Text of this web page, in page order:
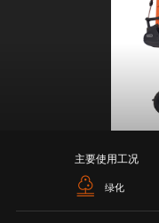
主要使用工况
绿化